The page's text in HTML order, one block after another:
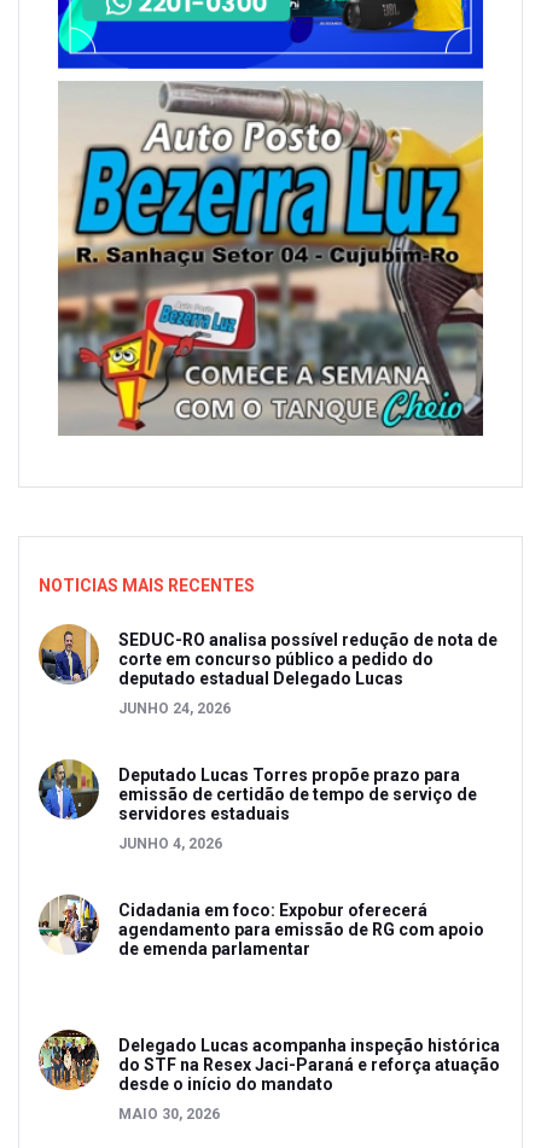
NOTICIAS MAIS RECENTES
SEDUC-RO analisa possível redução de nota de
corte em concurso público a pedido do
deputado estadual Delegado Lucas
JUNHO 24, 2026
Deputado Lucas Torres propõe prazo para
emissão de certidão de tempo de serviço de
servidores estaduais
JUNHO 4, 2026
Cidadania em foco: Expobur oferecerá
agendamento para emissão de RG com apoio
de emenda parlamentar
Delegado Lucas acompanha inspeção histórica
do STF na Resex Jaci-Paraná e reforça atuação
desde o início do mandato
MAIO 30, 2026